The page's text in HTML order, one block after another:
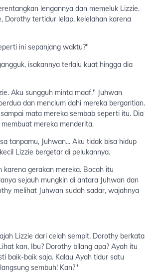
lengannya dan memeluk Lizzie.
Dorothy tertidur lelap, kelelahan karena
ini sepanjang waktu?"
isakannya terlalu kuat hingga dia
Aku sungguh minta maaf." Juhwan
dan mencium dahi mereka bergantian.
mata mereka sembab seperti itu. Dia
mereka menderita.
tanpamu, Juhwan... Aku tidak bisa hidup
Lizzie bergetar di pelukannya.
karena gerakan mereka. Bocah itu
sejauh mungkin di antara Juhwan dan
melihat Juhwan sudah sadar, wajahnya
Lizzie dari celah sempit, Dorothy berkata
kan, Ibu? Dorothy bilang apa? Ayah itu
baik-baik saja. Kalau Ayah tidur satu
sembuh! Kan?"